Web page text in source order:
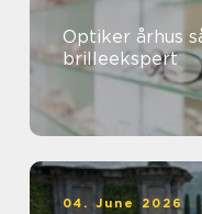
Optiker århus sådan vælger du den rette
brilleekspert
04. June 2026